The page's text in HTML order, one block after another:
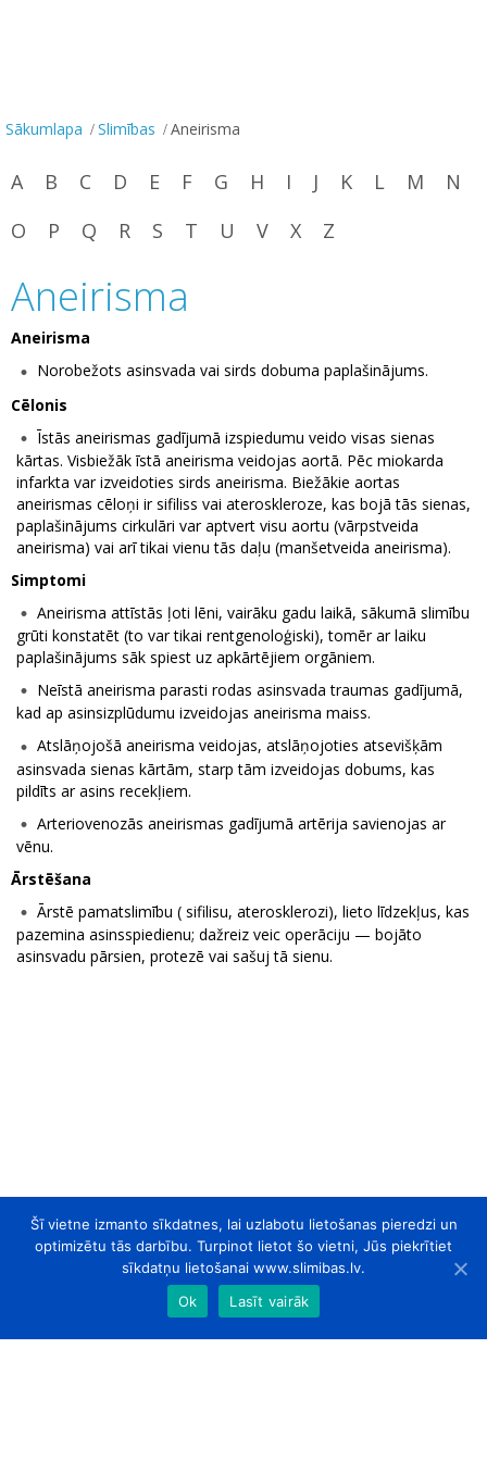
Sākumlapa Slimības Aneirisma
A B C D E F G H I J K L M
N
O
P Q R S T U V X Z
Aneirisma
Aneirisma
Norobežots asinsvada vai sirds dobuma paplašinājums.
Cēlonis
Īstās aneirismas gadījumā izspiedumu veido visas sienas
kārtas. Visbiežāk īstā aneirisma veidojas aortā. Pēc miokarda
infarkta var izveidoties sirds aneirisma. Biežākie aortas
aneirismas cēloņi ir sifiliss vai ateroskleroze, kas bojā tās sienas,
paplašinājums cirkulāri var aptvert visu aortu (vārpstveida
aneirisma) vai arī tikai vienu tās daļu (manšetveida aneirisma).
Simptomi
Aneirisma attīstās ļoti lēni, vairāku gadu laikā, sākumā slimību
grūti konstatēt (to var tikai rentgenoloģiski), tomēr ar laiku
paplašinājums sāk spiest uz apkārtējiem orgāniem.
Neīstā aneirisma parasti rodas asinsvada traumas gadījumā,
kad ap asinsizplūdumu izveidojas aneirisma maiss.
Atslāņojošā aneirisma veidojas, atslāņojoties atsevišķām
asinsvada sienas kārtām, starp tām izveidojas dobums, kas
pildīts ar asins recekļiem.
Arteriovenozās aneirismas gadījumā artērija savienojas ar
vēnu.
Ārstēšana
Ārstē pamatslimību ( sifilisu, aterosklerozi), lieto līdzekļus, kas
pazemina asinsspiedienu; dažreiz veic operāciju — bojāto
asinsvadu pārsien, protezē vai sašuj tā sienu.
Šī vietne izmanto sīkdatnes, lai uzlabotu lietošanas pieredzi un
optimizētu tās darbību. Turpinot lietot šo vietni, Jūs piekrītiet
sīkdatņu lietošanai www.slimibas.lv.
Ok
Lasīt vairāk